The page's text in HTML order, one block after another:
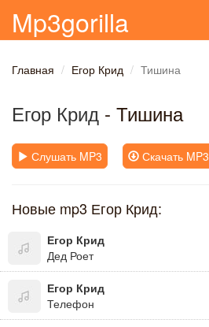
Mp3gorilla
Главная Егор Крид Тишина
Егор Крид - Тишина
Слушать MP3 Скачать MP3
Новые mp3 Егор Крид:
Егор Крид
Дед Роет
Егор Крид
Телефон